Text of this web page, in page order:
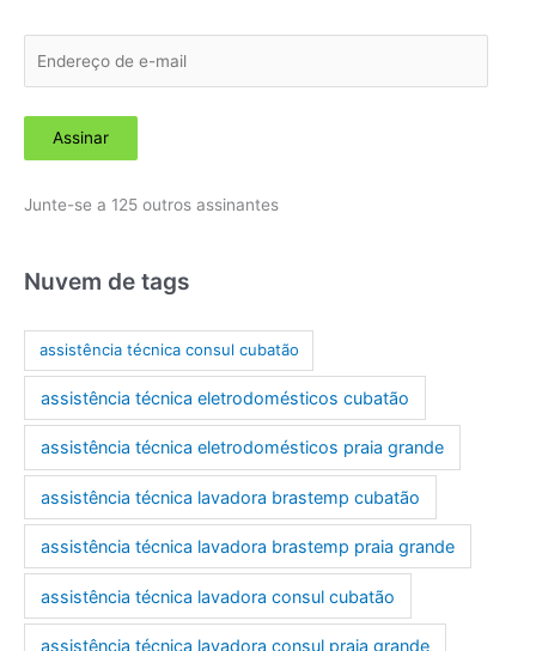
d
e
o
e
a
Assinar
Junte-se a 125 outros assinantes
Nuvem de tags
assistência técnica consul cubatão
assistência técnica eletrodomésticos cubatão
assistência técnica eletrodomésticos praia grande
assistência técnica lavadora brastemp cubatão
assistência técnica lavadora brastemp praia grande
assistência técnica lavadora consul cubatão
assistência técnica lavadora consul praia grande